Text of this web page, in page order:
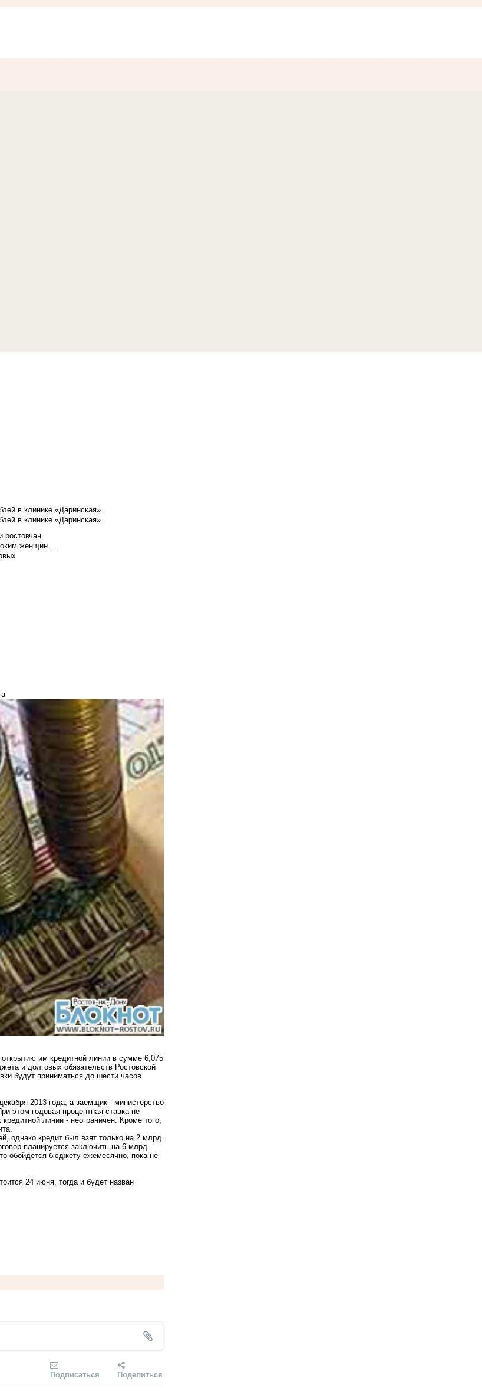
в клинике «Даринская»
в клинике «Даринская»
ростовчан
женщин...
открытию им кредитной линии в сумме 6,075
и долговых обязательств Ростовской
будут приниматься до шести часов
2013 года, а заемщик - министерство
этом годовая процентная ставка не
линии - неограничен. Кроме того,
однако кредит был взят только на 2 млрд.
планируется заключить на 6 млрд.
обойдется бюджету ежемесячно, пока не
24 июня, тогда и будет назван
Подписаться Поделиться